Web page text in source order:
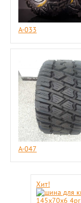
A-033
A-047
Хит!